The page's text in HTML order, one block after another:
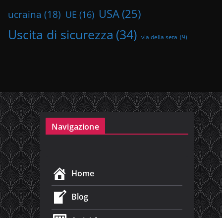
ucraina (18) UE (16) USA (25)
Uscita di sicurezza (34) via della seta (9)
Navigazione
Home
Blog